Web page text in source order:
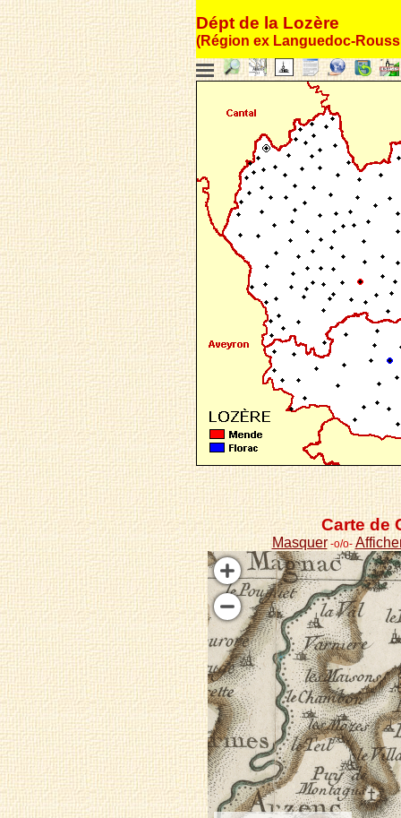
Dépt de la Lozère
(Région ex Languedoc-
Carte de
Masquer-o/o-